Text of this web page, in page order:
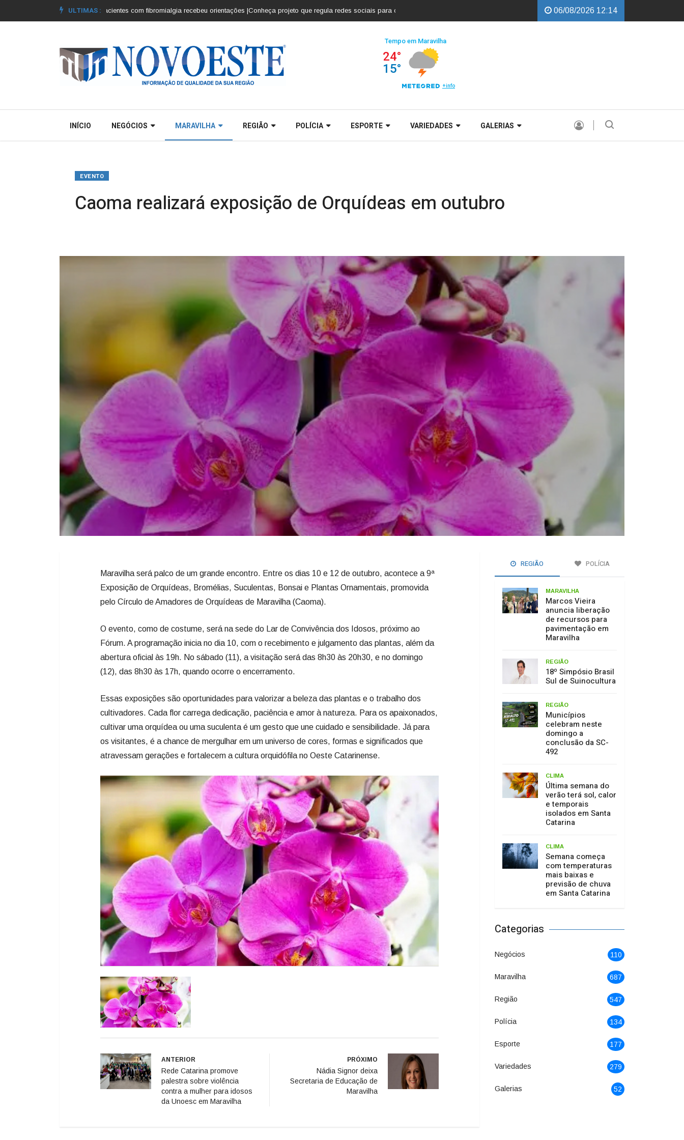
ULTIMAS :
Grupo de pacientes com fibromialgia recebeu orientações |Conheça projeto que regula redes sociais para crianças e adolescentes | Cobalchini garante instalação de Comissão Especial para avaliar a PEC
06/08/2026 12:14
INÍCIO NEGÓCIOS MARAVILHA REGIÃO POLÍCIA ESPORTE VARIEDADES GALERIAS
EVENTO
Caoma realizará exposição de Orquídeas em outubro
Maravilha será palco de um grande encontro. Entre os dias 10 e 12 de outubro, acontece a 9ª
Exposição de Orquídeas, Bromélias, Suculentas, Bonsai e Plantas Ornamentais, promovida
pelo Círculo de Amadores de Orquídeas de Maravilha (Caoma).
O evento, como de costume, será na sede do Lar de Convivência dos Idosos, próximo ao
Fórum. A programação inicia no dia 10, com o recebimento e julgamento das plantas, além da
abertura oficial às 19h. No sábado (11), a visitação será das 8h30 às 20h30, e no domingo
(12), das 8h30 às 17h, quando ocorre o encerramento.
Essas exposições são oportunidades para valorizar a beleza das plantas e o trabalho dos
cultivadores. Cada flor carrega dedicação, paciência e amor à natureza. Para os apaixonados,
cultivar uma orquídea ou uma suculenta é um gesto que une cuidado e sensibilidade. Já para
os visitantes, é a chance de mergulhar em um universo de cores, formas e significados que
atravessam gerações e fortalecem a cultura orquidófila no Oeste Catarinense.
ANTERIOR
Rede Catarina promove
palestra sobre violência
contra a mulher para idosos
da Unoesc em Maravilha
PRÓXIMO
Nádia Signor deixa
Secretaria de Educação de
Maravilha
REGIÃO POLÍCIA
MARAVILHA
Marcos Vieira
anuncia liberação
de recursos para
pavimentação em
Maravilha
REGIÃO
18º Simpósio Brasil
Sul de Suinocultura
REGIÃO
Municípios
celebram neste
domingo a
conclusão da SC-
492
CLIMA
Última semana do
verão terá sol, calor
e temporais
isolados em Santa
Catarina
CLIMA
Semana começa
com temperaturas
mais baixas e
previsão de chuva
em Santa Catarina
Categorias
Negócios 110
Maravilha 687
Região 547
Polícia 134
Esporte 177
Variedades 279
Galerias 52